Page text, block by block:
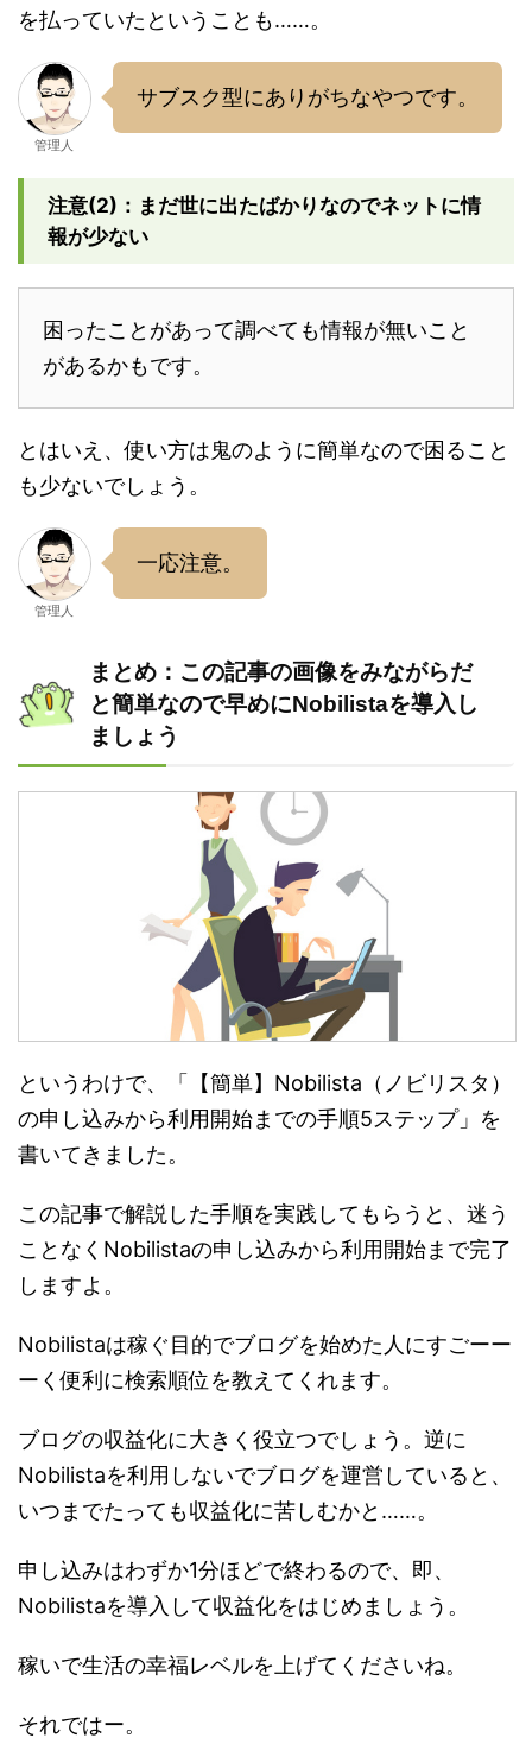
を払っていたということも……。
管理人
サブスク型にありがちなやつです。
注意(2)：まだ世に出たばかりなのでネットに情
報が少ない
困ったことがあって調べても情報が無いこと
があるかもです。
とはいえ、使い方は鬼のように簡単なので困ること
も少ないでしょう。
管理人
一応注意。
まとめ：この記事の画像をみながらだ
と簡単なので早めにNobilistaを導入し
ましょう
というわけで、「【簡単】Nobilista（ノビリスタ）
の申し込みから利用開始までの手順5ステップ」を
書いてきました。
この記事で解説した手順を実践してもらうと、迷う
ことなくNobilistaの申し込みから利用開始まで完了
しますよ。
Nobilistaは稼ぐ目的でブログを始めた人にすごーー
ーく便利に検索順位を教えてくれます。
ブログの収益化に大きく役立つでしょう。逆に
Nobilistaを利用しないでブログを運営していると、
いつまでたっても収益化に苦しむかと……。
申し込みはわずか1分ほどで終わるので、即、
Nobilistaを導入して収益化をはじめましょう。
稼いで生活の幸福レベルを上げてくださいね。
それではー。